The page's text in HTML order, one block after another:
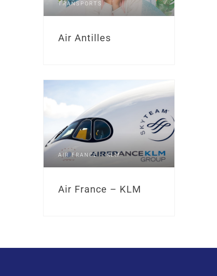
TRANSPORTS
Air Antilles
AIR FRANCE – KLM
Air France – KLM